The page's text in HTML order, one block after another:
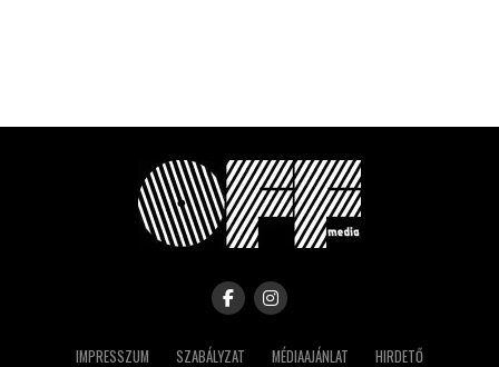
IMPRESSZUM SZABÁLYZAT MÉDIAAJÁNLAT HIRDETŐ